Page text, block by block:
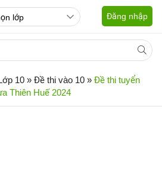
Đăng nhập
10 » Đề thi vào 10 » Đề thi tuyển
Thiên Huế 2024